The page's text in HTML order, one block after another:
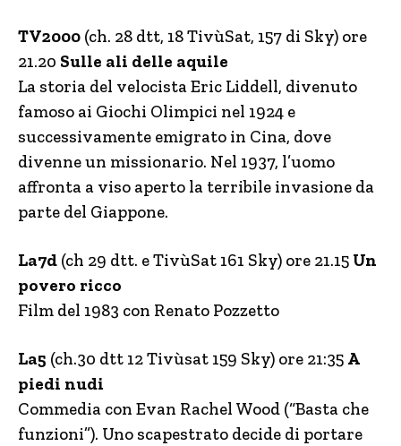
TV2000 (ch. 28 dtt, 18 TivùSat, 157 di Sky) ore
21.20 Sulle ali delle aquile
La storia del velocista Eric Liddell, divenuto
famoso ai Giochi Olimpici nel 1924 e
successivamente emigrato in Cina, dove
divenne un missionario. Nel 1937, l’uomo
affronta a viso aperto la terribile invasione da
parte del Giappone.
La7d (ch 29 dtt. e TivùSat 161 Sky) ore 21.15 Un
povero ricco
Film del 1983 con Renato Pozzetto
La5 (ch.30 dtt 12 Tivùsat 159 Sky) ore 21:35 A
piedi nudi
Commedia con Evan Rachel Wood (“Basta che
funzioni”). Uno scapestrato decide di portare